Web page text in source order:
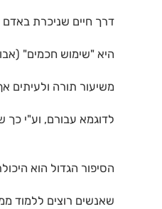
דרך חיים שניכרת באדם
היא "שימוש חכמים"
משיעור תורה ולעיתים
לדוגמא עבורם, וע"י כך
הסיפור הגדול הוא
שאנשים רוצים ללמוד